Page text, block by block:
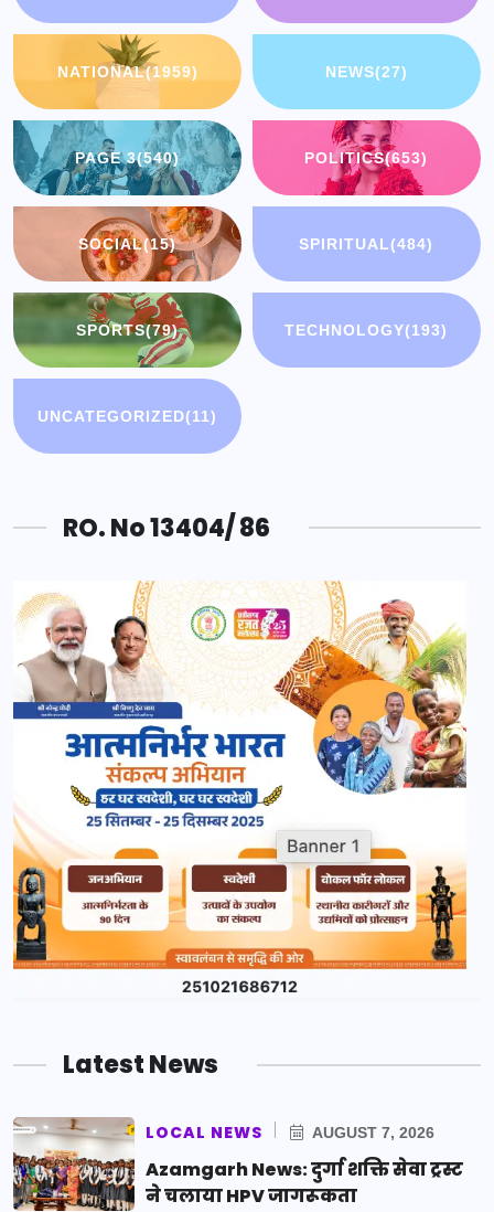
NATIONAL(1959) NEWS(27)
PAGE 3(540) POLITICS(653)
SOCIAL(15) SPIRITUAL(484)
SPORTS(79) TECHNOLOGY(193)
UNCATEGORIZED(11)
RO. No 13404/ 86
Latest News
LOCAL NEWS AUGUST 7, 2026
Azamgarh News: दुर्गा शक्ति सेवा ट्रस्ट
ने चलाया HPV जागरूकता